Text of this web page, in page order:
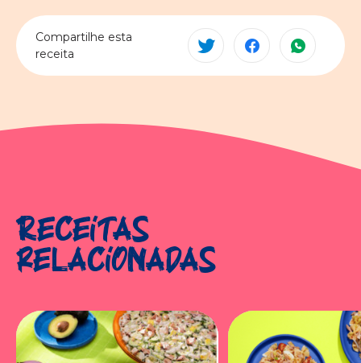
Compartilhe esta
receita
Receitas
relacionadas